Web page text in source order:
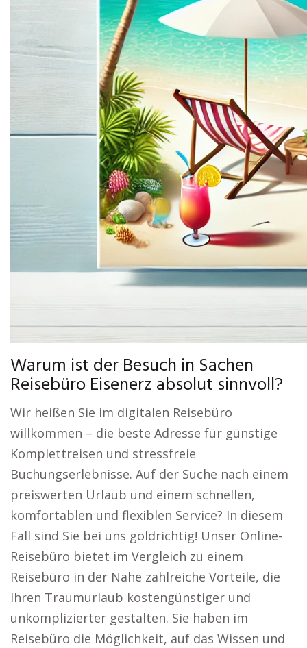
Warum ist der Besuch in Sachen
Reisebüro Eisenerz absolut sinnvoll?
Wir heißen Sie im digitalen Reisebüro
willkommen – die beste Adresse für günstige
Komplettreisen und stressfreie
Buchungserlebnisse. Auf der Suche nach einem
preiswerten Urlaub und einem schnellen,
komfortablen und flexiblen Service? In diesem
Fall sind Sie bei uns goldrichtig! Unser Online-
Reisebüro bietet im Vergleich zu einem
Reisebüro in der Nähe zahlreiche Vorteile, die
Ihren Traumurlaub kostengünstiger und
unkomplizierter gestalten. Sie haben im
Reisebüro die Möglichkeit, auf das Wissen und